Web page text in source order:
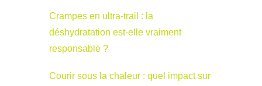
Crampes en ultra-trail : la
déshydratation est-elle vraiment
responsable ?
Courir sous la chaleur : quel impact sur